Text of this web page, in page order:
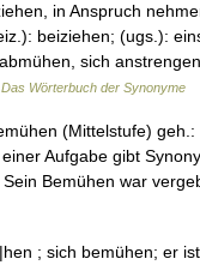
in Anspruch
beiziehen; (ugs.):
sich
Das Wörterbuch der Synonyme
(Mittelstufe) geh.:
Aufgabe gibt
Sein Bemühen war
; sich bemühen; er